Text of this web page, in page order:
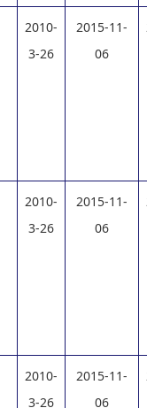
2010-
3-26
2015-11-
06
2010-
3-26
2015-11-
06
2010-
3-26
2015-11-
06